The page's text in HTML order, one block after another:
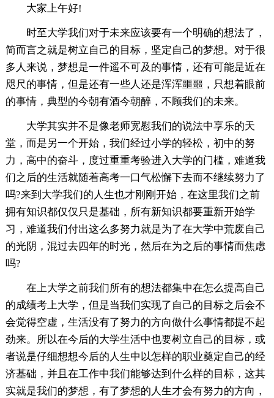
大家上午好!
时至大学我们对于未来应该要有一个明确的想法了，
简而言之就是树立自己的目标，坚定自己的梦想。对于很
多人来说，梦想是一件遥不可及的事情，还有可能是近在
咫尺的事情，但是还有一些人还是浑浑噩噩，只想着眼前
的事情，典型的今朝有酒今朝醉，不顾我们的未来。
大学其实并不是像老师宽慰我们的说法中享乐的天
堂，而是另一个开始，我们经过小学的轻松，初中的努
力，高中的奋斗，度过重重考验进入大学的门槛，难道我
们之后的生活就随着高考一口气松懈下去而不继续努力了
吗?来到大学我们的人生也才刚刚开始，在这里我们之前
拥有知识都仅仅只是基础，所有新知识都要重新开始学
习，难道我们付出这么多努力就是为了在大学中荒废自己
的光阴，混过去四年的时光，然后在为之后的事情而焦虑
吗?
在上大学之前我们所有的想法都集中在怎么提高自己
的成绩考上大学，但是当我们实现了自己的目标之后会不
会觉得空虚，生活没有了努力的方向做什么事情都提不起
劲来。所以在今后的大学生活中也要树立自己的目标，或
者说是仔细想想今后的人生中以怎样的职业奠定自己的经
济基础，并且在工作中我们能够达到什么样的目标，这其
实就是我们的梦想，有了梦想的人生才会有努力的方向，